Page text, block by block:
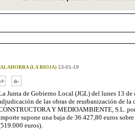
(LA RIOJA)13-01-19
a-
Junta de Gobierno Local (JGL) del lunes 13 de
de las obras de reurbanización de
Y MEDIOAMBIENTE, S.L.
supone una baja de 36.427,80 euros
euros).